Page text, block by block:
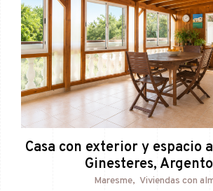
Casa con exterior y espacio
Ginesteres,
Maresme Viviendas con